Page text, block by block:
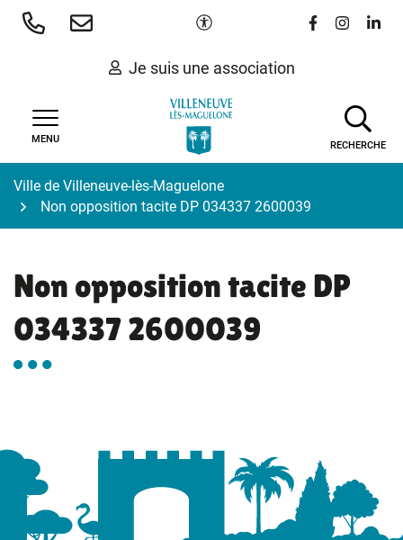
Aller
Paramètres d'accessibilité
Lien vers le
Lien vers
Lien
Je suis une association
MENU
RECHERCHE
Ville de Villeneuve-lès-Maguelone
Non opposition tacite DP 034337 2600039
Non opposition tacite DP
034337 2600039